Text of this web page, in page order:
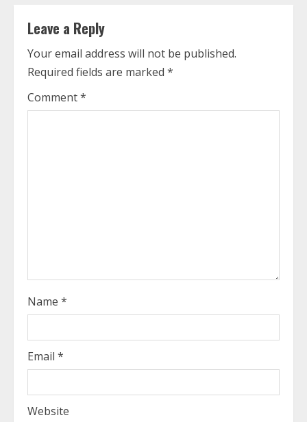
n
u
e
R
g
Leave a Reply
Your email address will not be published.
Required fields are marked *
Comment*
Name *
Email *
Website